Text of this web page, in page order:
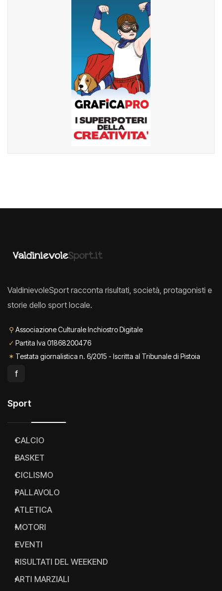
ValdinievoleSport racconta risultati, società, protagonisti e
storie dello sport locale.
⚲ Associazione Culturale Inchiostro Digitale
✓ Partita Iva 01868200476
✶ Testata giornalistica n. 6/2015 - Iscritta al Tribunale di Pistoia
f
Sport
CALCIO
BASKET
CICLISMO
PALLAVOLO
ATLETICA
MOTORI
EVENTI
RISULTATI DEL WEEKEND
ARTI MARZIALI